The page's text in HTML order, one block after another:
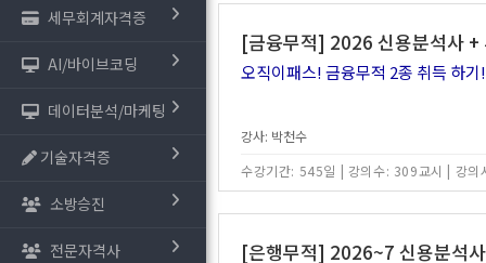
세무회계자격증
AI/바이브코딩
데이터분석/마케팅
기술자격증
소방승진
전문자격사
[금융무적] 2026 신용분석사
오직이패스! 금융무적 2종 취득 하기!
강사: 박천수
수강기간: 545일 | 강의수: 309교시 | 강의
[은행무적] 2026~7 신용분석